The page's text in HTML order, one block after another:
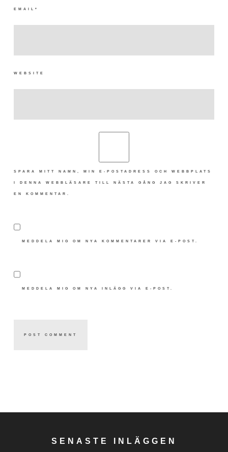
EMAIL *
WEBSITE
SPARA MITT NAMN, MIN E-POSTADRESS OCH WEBBPLATS
I DENNA WEBBLÄSARE TILL NÄSTA GÅNG JAG SKRIVER
EN KOMMENTAR.
MEDDELA MIG OM NYA KOMMENTARER VIA E-POST.
MEDDELA MIG OM NYA INLÄGG VIA E-POST.
SENASTE INLÄGGEN